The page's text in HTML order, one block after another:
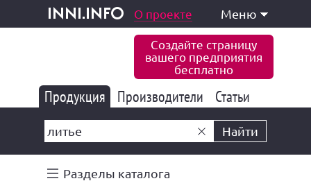
inni.info
и услуги О проекте Меню
Создайте страницу
вашего предприятия
бесплатно
Продукция 177 849
Производители 6 778
Статьи
Найти
Разделы каталога